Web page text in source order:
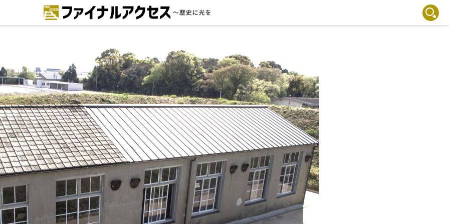
注目コンテンツ 一覧
ファイナルアクセスとは
メディアの編集方針とコンテンツポ
リシー
プライバシーポリシー
お問合せ
免責事項
不具合・報告事項